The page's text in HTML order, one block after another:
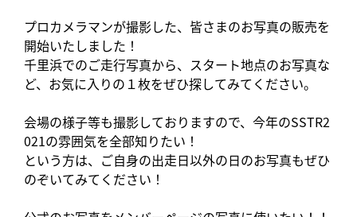
プロカメラマンが撮影した、皆さまのお写真の販売を
開始いたしました！
千里浜でのご走行写真から、スタート地点のお写真な
ど、お気に入りの１枚をぜひ探してみてください。
会場の様子等も撮影しておりますので、今年のSSTR2
021の雰囲気を全部知りたい！
という方は、ご自身の出走日以外の日のお写真もぜひ
のぞいてみてください！